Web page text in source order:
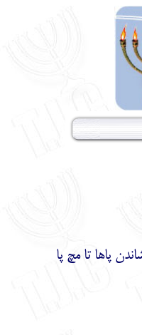
پاها تا مچ پا